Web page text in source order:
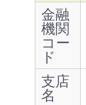
金融
機関
コー
ド
支店
名